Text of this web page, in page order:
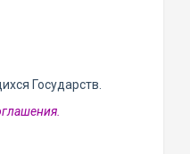
Государств.